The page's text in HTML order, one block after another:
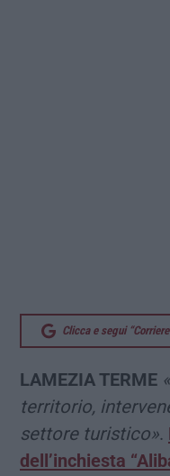
Clicca e segui
LAMEZIA TERME
territorio,
settore turistico».
dell’inchiesta